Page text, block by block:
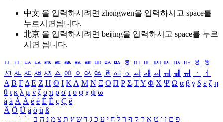
中文 을 입력하시려면 zhongwen을 입력하시고 space를
누르시면됩니다.
北京 을 입력하시려면 beijing을 입력하시고 space를 누르
시면 됩니다.
ㅥ ㅦ ㅧ ㅨ ㅩ ㅪ ㅫ ㅬ ㅭ ㅮ ㅯ ㅰ ㅱ ㅲ ㅳ ㅴ ㅵ ㅶ ㅷ ㅸ
ㅹ
ㅺ ㅻ ㅼ ㅽ ㅾ ㅿ ㆀ ㆁ ㆂ ㆃ ㆄ ㆅ ㆆ ㆇ ㆈ ㆉ ㆊ ㆋ ㆌ ㆍ
ㆎ
Α Β ΓΔ Ε Ζ Η Θ Ι ΚΛ Μ Ν Ξ Ο Π Ρ Σ ΤΥ Φ Χ Ψ Ω α β γ δ ε ζ η
θ ι κ λ μ ν ξ ο π ρ σ τ υ φ χ ψ ω
á à Á À é è É È ç Ç ê
Ä Ö Ü ä ö ü ß
ִֶֹ ֻּ ׁׂ פ ם ן ו ט א ר ק ף ך ל ח י ע כ ג ד ש ץ ת צ מ נ ה ב